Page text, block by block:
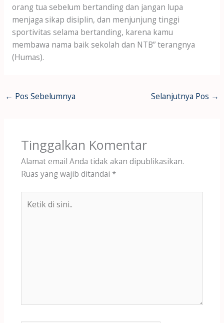
orang tua sebelum bertanding dan jangan lupa
menjaga sikap disiplin, dan menjunjung tinggi
sportivitas selama bertanding, karena kamu
membawa nama baik sekolah dan NTB” terangnya
(Humas).
← Pos Sebelumnya Selanjutnya Pos →
Tinggalkan Komentar
Alamat email Anda tidak akan dipublikasikan.
Ruas yang wajib ditandai *